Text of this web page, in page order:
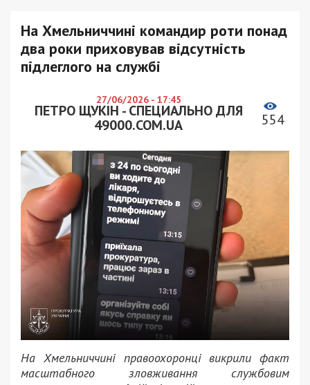
На Хмельниччині командир роти понад
два роки приховував відсутність
підлеглого на службі
27/06/2026 - 17:45
ПЕТРО ЩУКІН - СПЕЦИАЛЬНО ДЛЯ
49000.COM.UA
554
На Хмельниччині правоохоронці викрили факт
масштабного зловживання службовим